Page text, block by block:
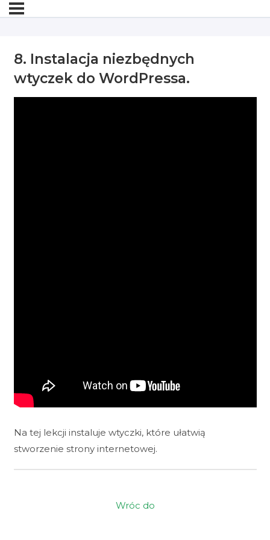
8. Instalacja niezbędnych
wtyczek do WordPressa.
Na tej lekcji instaluje wtyczki, które ułatwią
stworzenie strony internetowej.
Wróc do